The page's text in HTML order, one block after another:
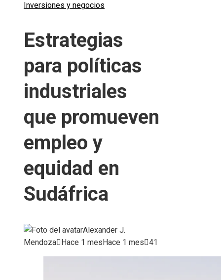
Inversiones y negocios
Estrategias
para políticas
industriales
que promueven
empleo y
equidad en
Sudáfrica
Alexander J.
Mendoza Hace 1 mesHace 1 mes 41